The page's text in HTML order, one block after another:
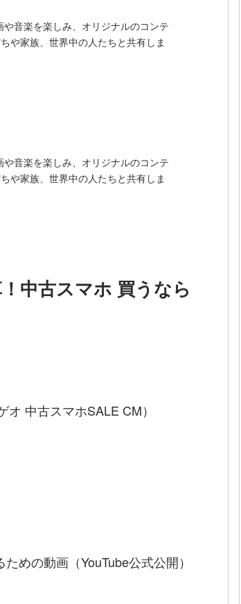
音楽を楽しみ、オリジナルのコンテ
や家族、世界中の人たちと共有しま
音楽を楽しみ、オリジナルのコンテ
や家族、世界中の人たちと共有しま
中古スマホ 買うなら
中古スマホSALE CM）
めの動画（YouTube公式公開）